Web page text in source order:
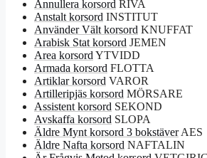
Annullera korsord RIVA
Anstalt korsord INSTITUT
Använder Vält korsord KNUFFAT
Arabisk Stat korsord JEMEN
Area korsord YTVIDD
Armada korsord FLOTTA
Artiklar korsord VAROR
Artilleripjäs korsord MÖRSARE
Assistent korsord SEKOND
Avskaffa korsord SLOPA
Äldre Mynt korsord 3 bokstäver AES
Äldre Nafta korsord NAFTALIN